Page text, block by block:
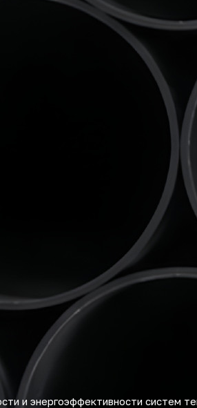
и энергоэффективности систем